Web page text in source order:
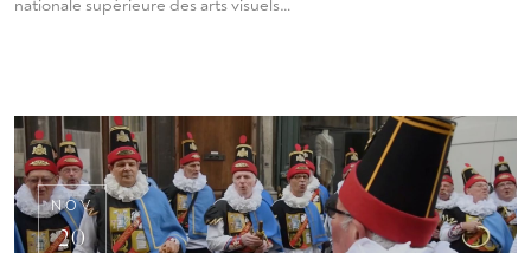
nationale supérieure des arts visuels…
NOV
20